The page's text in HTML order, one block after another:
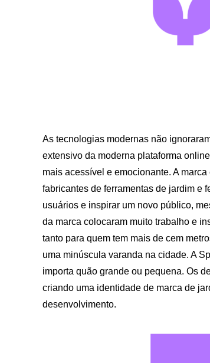
As tecnologias modernas não
extensivo da moderna plataforma
mais acessível e emocionante. A
fabricantes de ferramentas de jardim e
usuários e inspirar um novo público,
da marca colocaram muito trabalho e
tanto para quem tem mais de cem
uma minúscula varanda na cidade. A
importa quão grande ou pequena. Os
criando uma identidade de marca de
desenvolvimento.